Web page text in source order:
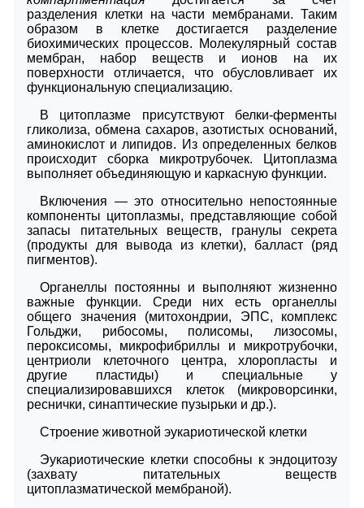
разделения клетки на части мембранами. Таким
образом в клетке достигается разделение
биохимических процессов. Молекулярный состав
мембран, набор веществ и ионов на их
поверхности отличается, что обусловливает их
функциональную специализацию.
В цитоплазме присутствуют белки-ферменты
гликолиза, обмена сахаров, азотистых оснований,
аминокислот и липидов. Из определенных белков
происходит сборка микротрубочек. Цитоплазма
выполняет объединяющую и каркасную функции.
Включения — это относительно непостоянные
компоненты цитоплазмы, представляющие собой
запасы питательных веществ, гранулы секрета
(продукты для вывода из клетки), балласт (ряд
пигментов).
Органеллы постоянны и выполняют жизненно
важные функции. Среди них есть органеллы
общего значения (митохондрии, ЭПС, комплекс
Гольджи, рибосомы, полисомы, лизосомы,
пероксисомы, микрофибриллы и микротрубочки,
центриоли клеточного центра, хлоропласты и
другие пластиды) и специальные у
специализировавшихся клеток (микроворсинки,
реснички, синаптические пузырьки и др.).
Строение животной эукариотической клетки
Эукариотические клетки способны к эндоцитозу
(захвату питательных веществ
цитоплазматической мембраной).